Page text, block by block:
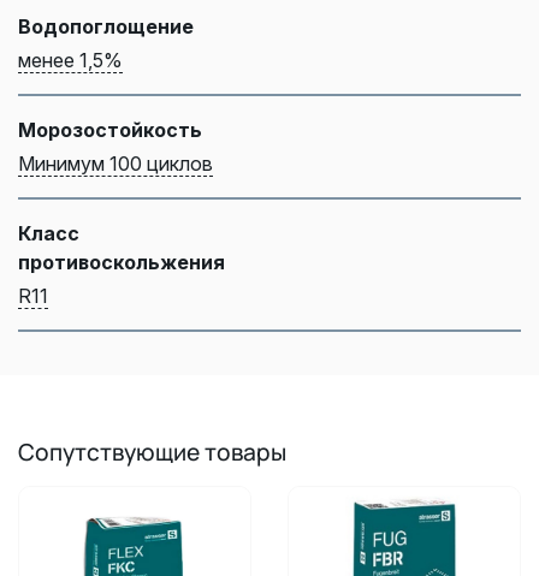
Водопоглощение
менее 1,5%
Морозостойкость
Минимум 100 циклов
Класс
противоскольжения
R11
Сопутствующие товары